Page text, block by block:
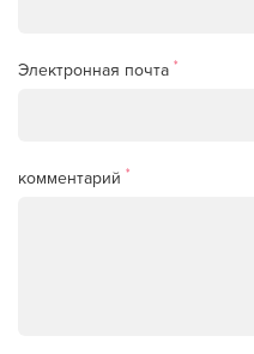
Электронная почта *
комментарий *